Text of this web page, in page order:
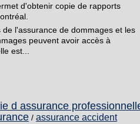
d'obtenir copie de rapports
l'assurance de dommages et les
peuvent avoir accès à
est...
d assurance
/ assurance accident